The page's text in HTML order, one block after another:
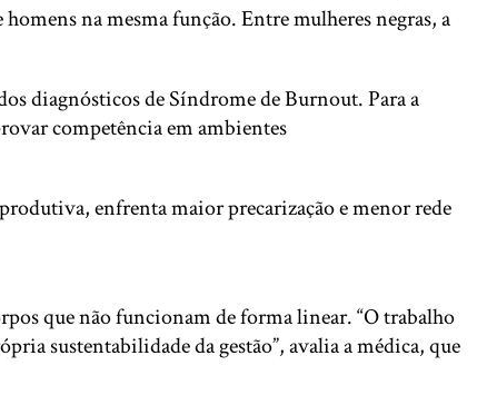
na mesma função. Entre mulheres negras, a
diagnósticos de Síndrome de Burnout. Para a
competência em ambientes
enfrenta maior precarização e menor rede
que não funcionam de forma linear. “O trabalho
sustentabilidade da gestão”, avalia a médica, que